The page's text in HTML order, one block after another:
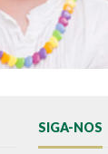
SIGA-NOS